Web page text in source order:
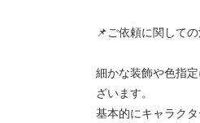
📌ご依頼に関して
細かな装飾や色指
ざいます。
基本的にキャラク